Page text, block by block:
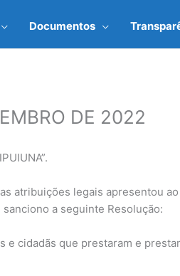
Documentos
DE 2022
atribuições legais apresentou
a seguinte Resolução:
e cidadãs que prestaram e